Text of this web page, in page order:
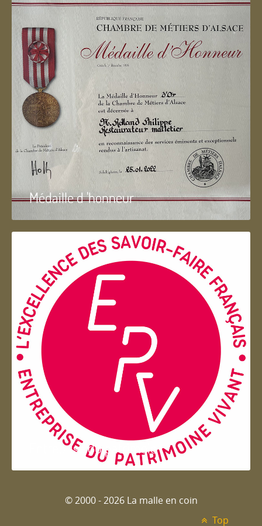
Médaille d 'honneur
Entreprise du patrimoie
© 2000 - 2026 La malle en coin
Top